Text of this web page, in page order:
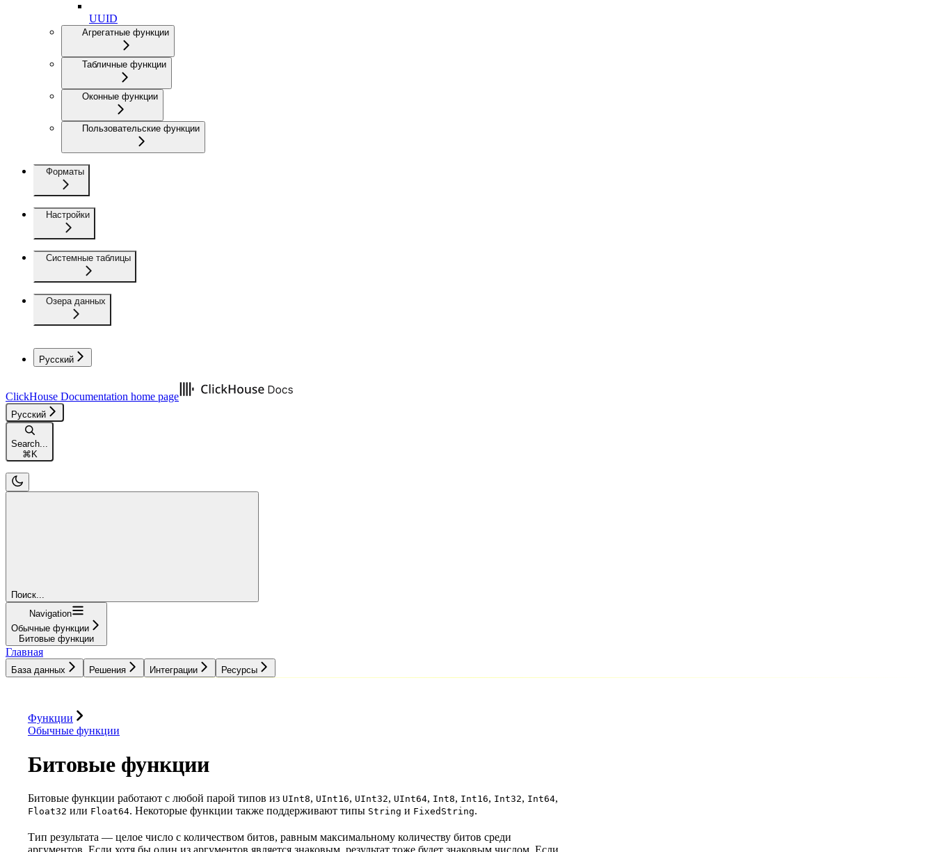
UUID
Агрегатные функции
Табличные функции
Оконные функции
Пользовательские функции
Форматы
Настройки
Системные таблицы
Озера данных
Русский
ClickHouse Documentation home page
Русский
Search...
⌘K
Поиск...
Navigation
Обычные функции
Битовые функции
Главная
База данных Решения Интеграции Ресурсы
Функции
Обычные функции
Битовые функции
Битовые функции работают с любой парой типов из UInt8, UInt16, UInt32, UInt64, Int8, Int16, Int32, Int64,
Float32 или Float64. Некоторые функции также поддерживают типы String и FixedString.
Тип результата — целое число с количеством битов, равным максимальному количеству битов среди